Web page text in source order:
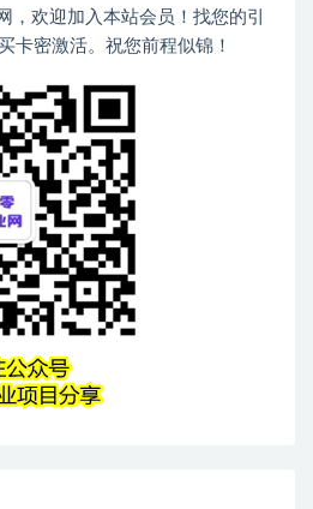
欢迎加入本站会员！找您的引
卡密激活。祝您前程似锦！